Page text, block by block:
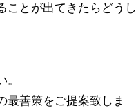
ことが出てきたらどうし
最善策をご提案致しま